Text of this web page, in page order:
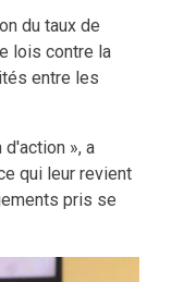
du taux de
lois contre la
entre les
», a
qui leur revient
pris se